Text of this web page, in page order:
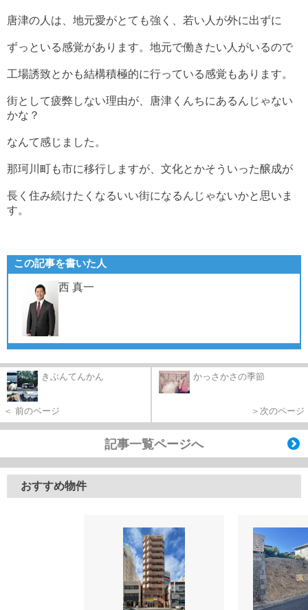
唐津の人は、地元愛がとても強く、若い人が外に出ずに
ずっといる感覚があります。地元で働きたい人がいるので
工場誘致とかも結構積極的に行っている感覚もあります。
街として疲弊しない理由が、唐津くんちにあるんじゃない
かな？
なんて感じました。
那珂川町も市に移行しますが、文化とかそういった醸成が
長く住み続けたくなるいい街になるんじゃないかと思いま
す。
この記事を書いた人
西 真一
きぶんてんかん
＜ 前のページ
かっさかさの季節
＞次のページ
記事一覧ページへ
おすすめ物件